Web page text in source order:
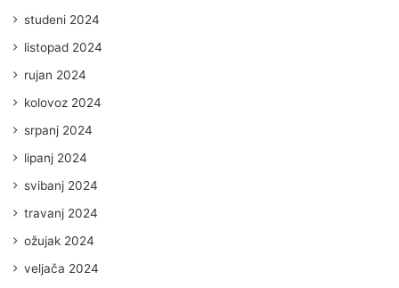
studeni 2024
listopad 2024
rujan 2024
kolovoz 2024
srpanj 2024
lipanj 2024
svibanj 2024
travanj 2024
ožujak 2024
veljača 2024